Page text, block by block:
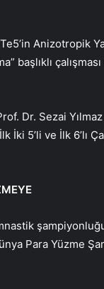
Anizotropik
başlıklı
Dr. Sezai
5’li ve İlk 6’lı
Para Yüzme